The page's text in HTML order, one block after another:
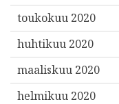
toukokuu 2020
huhtikuu 2020
maaliskuu 2020
helmikuu 2020